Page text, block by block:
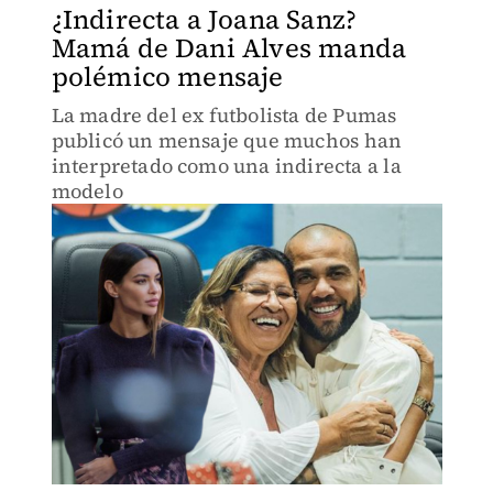
¿Indirecta a Joana Sanz?
Mamá de Dani Alves manda
polémico mensaje
La madre del ex futbolista de Pumas
publicó un mensaje que muchos han
interpretado como una indirecta a la
modelo